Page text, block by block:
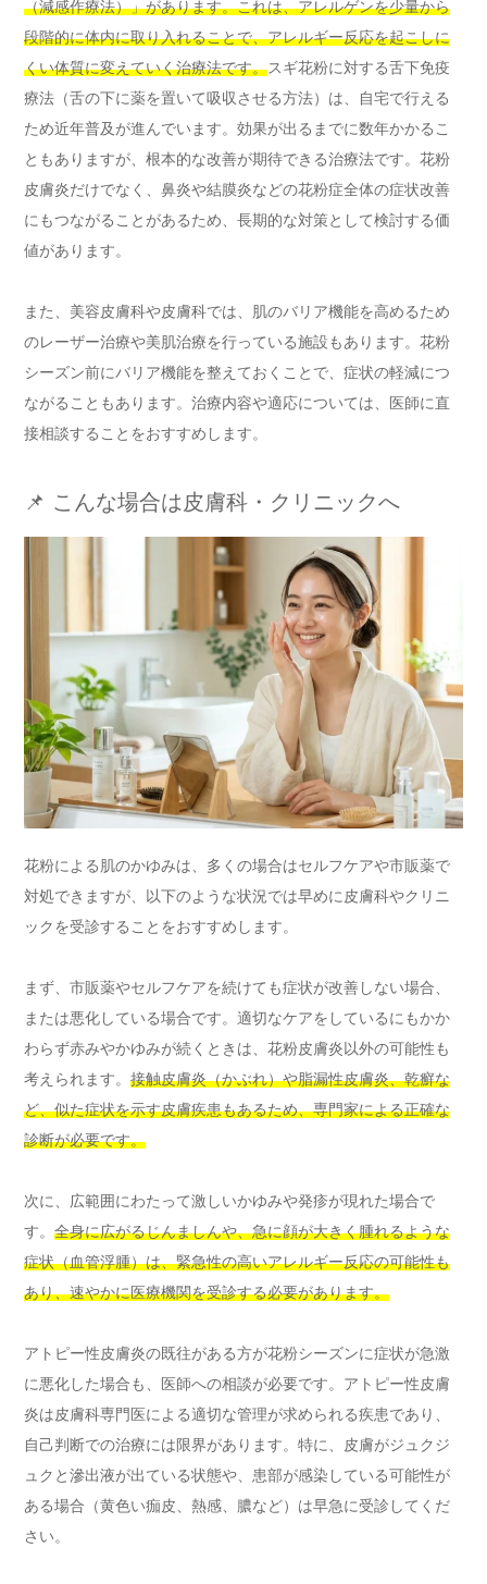
（減感作療法）」があります。これは、アレルゲンを少量から
段階的に体内に取り入れることで、アレルギー反応を起こしに
くい体質に変えていく治療法です。スギ花粉に対する舌下免疫
療法（舌の下に薬を置いて吸収させる方法）は、自宅で行える
ため近年普及が進んでいます。効果が出るまでに数年かかるこ
ともありますが、根本的な改善が期待できる治療法です。花粉
皮膚炎だけでなく、鼻炎や結膜炎などの花粉症全体の症状改善
にもつながることがあるため、長期的な対策として検討する価
値があります。
また、美容皮膚科や皮膚科では、肌のバリア機能を高めるため
のレーザー治療や美肌治療を行っている施設もあります。花粉
シーズン前にバリア機能を整えておくことで、症状の軽減につ
ながることもあります。治療内容や適応については、医師に直
接相談することをおすすめします。
📌 こんな場合は皮膚科・クリニックへ
花粉による肌のかゆみは、多くの場合はセルフケアや市販薬で
対処できますが、以下のような状況では早めに皮膚科やクリニ
ックを受診することをおすすめします。
まず、市販薬やセルフケアを続けても症状が改善しない場合、
または悪化している場合です。適切なケアをしているにもかか
わらず赤みやかゆみが続くときは、花粉皮膚炎以外の可能性も
考えられます。 接触皮膚炎（かぶれ）や脂漏性皮膚炎、乾癬な
ど、似た症状を示す皮膚疾患もあるため、専門家による正確な
診断が必要です。
次に、広範囲にわたって激しいかゆみや発疹が現れた場合で
す。 全身に広がるじんましんや、急に顔が大きく腫れるような
症状（血管浮腫）は、緊急性の高いアレルギー反応の可能性も
あり、速やかに医療機関を受診する必要があります。
アトピー性皮膚炎の既往がある方が花粉シーズンに症状が急激
に悪化した場合も、医師への相談が必要です。アトピー性皮膚
炎は皮膚科専門医による適切な管理が求められる疾患であり、
自己判断での治療には限界があります。特に、皮膚がジュクジ
ュクと滲出液が出ている状態や、患部が感染している可能性が
ある場合（黄色い痂皮、熱感、膿など）は早急に受診してくだ
さい。